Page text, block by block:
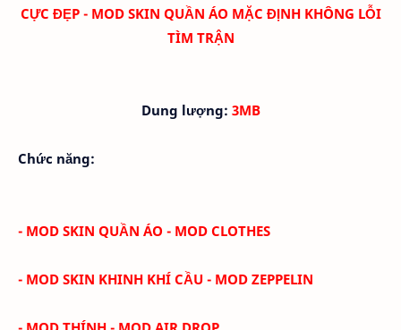
CỰC ĐẸP - MOD SKIN QUẦN ÁO MẶC ĐỊNHKHÔNG LỖI
TÌM TRẬN
Dung lượng: 3MB
Chức năng:
- MOD SKIN QUẦN ÁO - MOD CLOTHES
- MOD SKIN KHINH KHÍ CẦU - MOD ZEPPELIN